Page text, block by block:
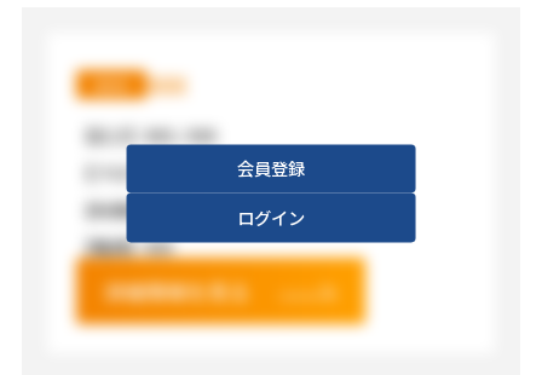
XXX XXX
【広さ】
XXX / XXX
【フロア】
【利用料金】
【電源】XXX
詳細情報を見る
会員登録
ログイン